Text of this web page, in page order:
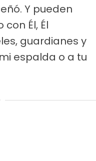
Y pueden
Él, Él
guardianes y
espalda o a tu